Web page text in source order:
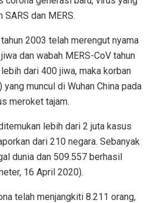
dan MERS.
2003 telah merengut nyama
dan wabah MERS-CoV tahun
dari 400 jiwa, maka korban
muncul di Wuhan China pada
meroket tajam.
lebih dari 2 juta kasus
dari 210 negara. Sebanyak
dunia dan 509.557 berhasil
16 April 2020).
telah menjangkiti 8.211 orang,